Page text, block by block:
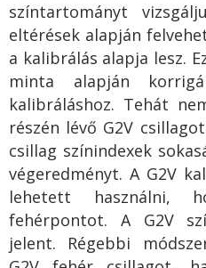
színtartományt
eltérések alapján
a kalibrálás alapja lesz.
minta alapján
kalibráláshoz. Tehát
részén lévő G2V
csillag színindexek
végeredményt. A G2V
lehetett használni,
fehérpontot. A G2V
jelent. Régebbi